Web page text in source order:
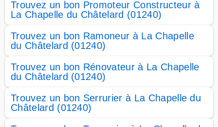
Trouvez un bon Promoteur Constructeur à
La Chapelle du Châtelard (01240)
Trouvez un bon Ramoneur à La Chapelle
du Châtelard (01240)
Trouvez un bon Rénovateur à La Chapelle
du Châtelard (01240)
Trouvez un bon Serrurier à La Chapelle du
Châtelard (01240)